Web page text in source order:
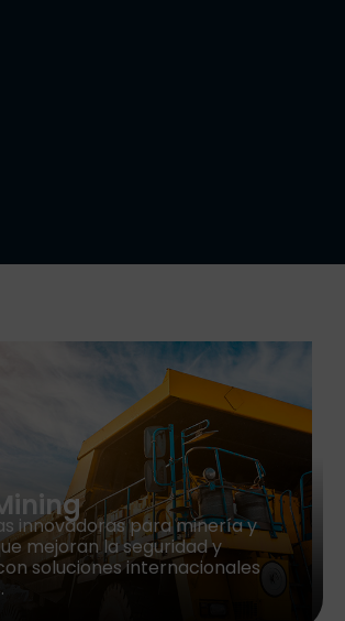
innovadoras para minería y
mejoran la seguridad y
soluciones internacionales